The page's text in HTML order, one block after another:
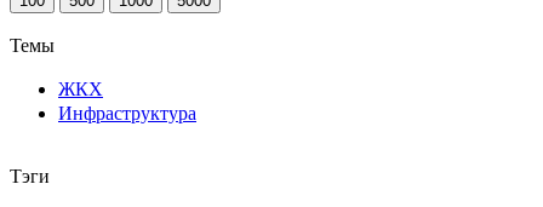
Темы
ЖКХ
Инфраструктура
Тэги